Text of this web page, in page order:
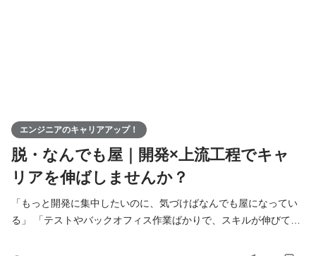
エンジニアのキャリアアップ！
脱・なんでも屋｜開発×上流工程でキャ
リアを伸ばしませんか？
「もっと開発に集中したいのに、気づけばなんでも屋になってい
る」 「テストやバックオフィス作業ばかりで、スキルが伸びてる